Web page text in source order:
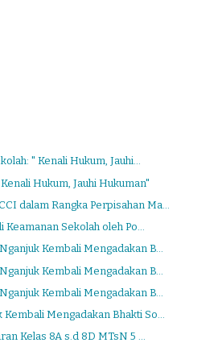
" Kenali Hukum, Jauhi...
Hukum, Jauhi Hukuman"
dalam Rangka Perpisahan Ma...
Keamanan Sekolah oleh Po...
Kembali Mengadakan B...
Kembali Mengadakan B...
Kembali Mengadakan B...
Mengadakan Bhakti So...
Kelas 8A s.d 8D MTsN 5 ...